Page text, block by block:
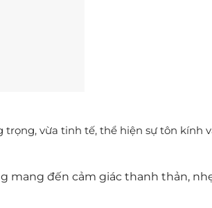
vừa tinh tế, thể hiện sự tôn kính
mang đến cảm giác thanh thản,